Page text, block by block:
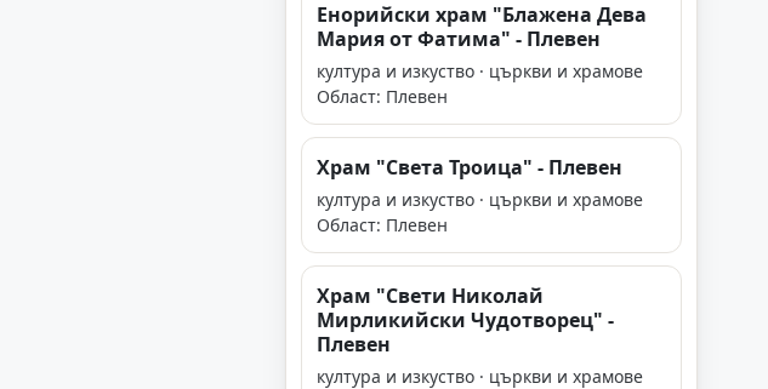
Енорийски храм "Блажена Дева
Мария от Фатима" - Плевен
култура и изкуство · църкви и храмове
Област: Плевен
Храм "Света Троица" - Плевен
култура и изкуство · църкви и храмове
Област: Плевен
Храм "Свети Николай
Мирликийски Чудотворец" -
Плевен
култура и изкуство · църкви и храмове